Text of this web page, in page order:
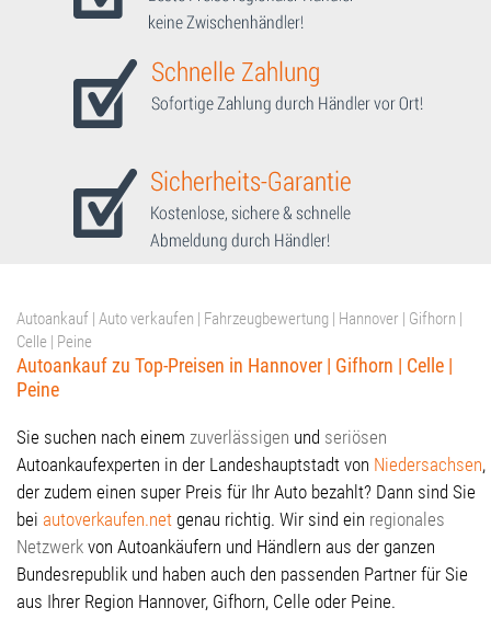
Autoankauf | Auto verkaufen | Fahrzeugbewertung | Hannover | Gifhorn |
Celle | Peine
Autoankauf zu Top-Preisen in Hannover | Gifhorn | Celle |
Peine
Sie suchen nach einem zuverlässigen und seriösen
Autoankaufexperten in der Landeshauptstadt von Niedersachsen,
der zudem einen super Preis für Ihr Auto bezahlt? Dann sind Sie
bei autoverkaufen.net genau richtig. Wir sind ein regionales
Netzwerk von Autoankäufern und Händlern aus der ganzen
Bundesrepublik und haben auch den passenden Partner für Sie
aus Ihrer Region Hannover, Gifhorn, Celle oder Peine.